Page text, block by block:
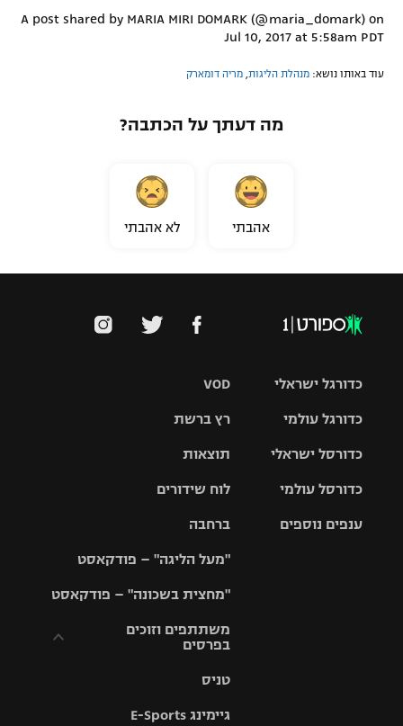
A post shared by MARIA MIRI DOMARK (@maria_domark) on
Jul 10, 2017 at 5:58am PDT
עוד באותו נושא: מנהלת הליגות, מריה דומארק
מה דעתך על הכתבה?
אהבתי לא אהבתי
VOD
רץ ברשת
תוצאות
לוח שידורים
ברחבה
"מעל הליגה" – פודקאסט
"מחצית בשכונה" – פודקאסט
משתתפים וזוכים
בפרסים
וזוכים בפרסים
טניס
גיימינג E-Sports
כדורגל ישראלי
גביע הטוטו
כדורגל עולמי
האלופות
ליגה
כדורסל ישראלי
סל
כדורסל עולמי
ענפים נוספים